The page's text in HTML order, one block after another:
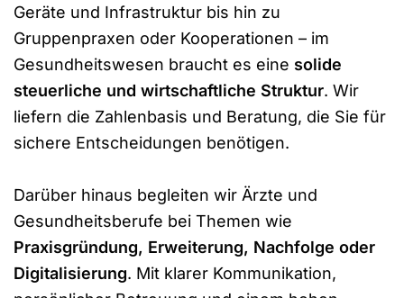
Geräte und Infrastruktur bis hin zu
Gruppenpraxen oder Kooperationen – im
Gesundheitswesen braucht es eine solide
steuerliche und wirtschaftliche Struktur. Wir
liefern die Zahlenbasis und Beratung, die Sie für
sichere Entscheidungen benötigen.
Darüber hinaus begleiten wir Ärzte und
Gesundheitsberufe bei Themen wie
Praxisgründung, Erweiterung, Nachfolge oder
Digitalisierung. Mit klarer Kommunikation,